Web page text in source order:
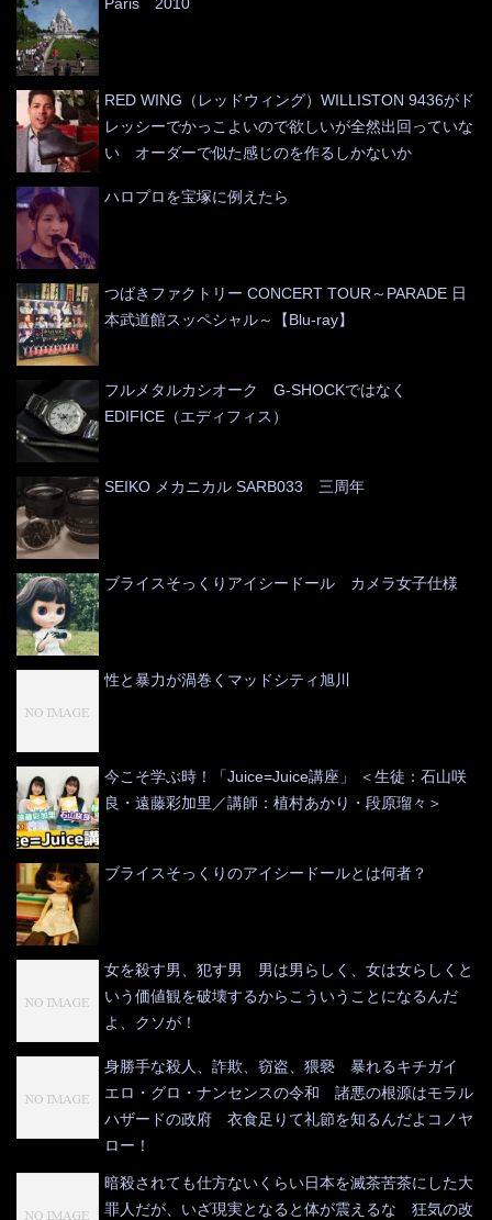
Paris 2010
RED WING（レッドウィング）WILLISTON 9436がド
レッシーでかっこよいので欲しいが全然出回っていな
い オーダーで似た感じのを作るしかないか
ハロプロを宝塚に例えたら
つばきファクトリー CONCERT TOUR～PARADE 日
本武道館スッペシャル～【Blu-ray】
フルメタルカシオーク G-SHOCKではなく
EDIFICE（エディフィス）
SEIKO メカニカル SARB033 三周年
ブライスそっくりアイシードール カメラ女子仕様
性と暴力が渦巻くマッドシティ旭川
今こそ学ぶ時！「Juice=Juice講座」 ＜生徒：石山咲
良・遠藤彩加里／講師：植村あかり・段原瑠々＞
ブライスそっくりのアイシードールとは何者？
女を殺す男、犯す男 男は男らしく、女は女らしくと
いう価値観を破壊するからこういうことになるんだ
よ、クソが！
身勝手な殺人、詐欺、窃盗、猥褻 暴れるキチガイ
エロ・グロ・ナンセンスの令和 諸悪の根源はモラル
ハザードの政府 衣食足りて礼節を知るんだよコノヤ
ロー！
暗殺されても仕方ないくらい日本を滅茶苦茶にした大
罪人だが、いざ現実となると体が震えるな 狂気の改